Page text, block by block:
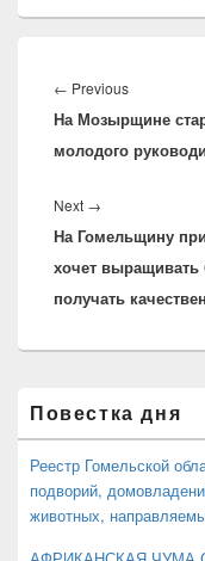
по
записям
← PreviousPrevious
post:
На Мозырщине
молодого
Next →
post:
На Гомельщину
хочет выращивать
получать
основной
боковой
панели
Повестка дня
Реестр Гомельской
подворий,
животных,